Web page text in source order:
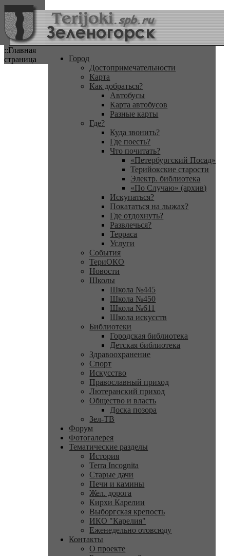
::Главная
страница
Город
Достопримечательности
Карта
Как добраться?
Автобусы
Карта автобусов
Разные карты
Где?
Куда звонить?
Где поесть?
Что почитать?
«Петербургский Посад»
Терийокские старости
Электр. библиотека
«По Случаю» (архив)
Искупаться?
Покататься на лыжах?
Где отдохнуть?
Развлечься?
Терраса
Услуги
События
ТериОКО
Новости
Школы
Школа №445
Школа №450
Школа №611
Школа искусств
Библиотеки
Городская библиотека
Детская библиотека
Здравоохранение
Спорт
Искусство
Православный приход
Лютеранский приход
Общество и власть
Доска позора
Зел-ТВ
Форум
Фотогалерея
Тематические разделы
История
Terra Incognita
Старые дачи
Печи и камины
Жел. дорога
Кирхи Карелии
Выборгская крепость
ИКО "Карелия"
Еженедельно отовсюду
Контакты
О проекте